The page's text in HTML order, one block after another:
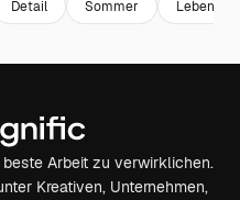
Detail Sommer
Arbeit zu verwirklichen.
Kreativen, Unternehmen,